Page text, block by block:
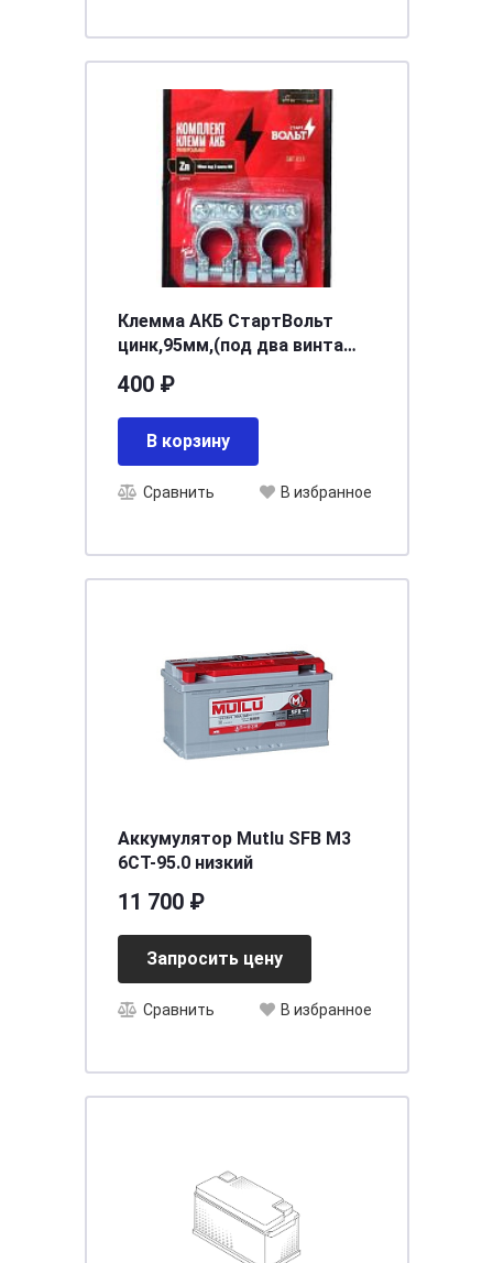
Клемма АКБ СтартВольт
цинк,95мм,(под два винта
400 ₽
В корзину
Сравнить В избранное
Аккумулятор Mutlu SFB M3
6СТ-95.0 низкий
11 700 ₽
Запросить цену
Сравнить В избранное